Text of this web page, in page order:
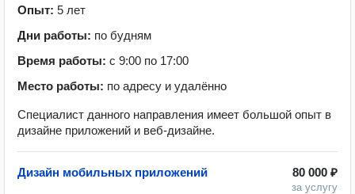
Опыт: 5 лет
Дни работы: по будням
Время работы: с 9:00 по 17:00
Место работы: по адресу и удалённо
Специалист данного направления имеет большой опыт в
дизайне приложений и веб-дизайне.
80 000 ₽
за услугу
Дизайн мобильных приложений